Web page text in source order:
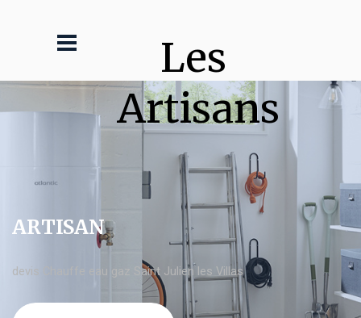
Les
Artisans
ARTISAN
devis Chauffe eau gaz Saint Julien les Villas